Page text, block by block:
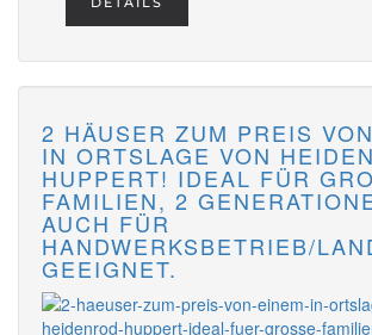
2 HÄUSER ZUM PREIS
IN ORTSLAGE VON
HUPPERT! IDEAL FÜR
AMILIEN, 2
UCH FÜR H
ANDWERKSBETRIEB/
EEIGNET.